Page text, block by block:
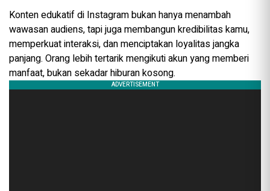
Konten edukatif di Instagram bukan hanya menambah
wawasan audiens, tapi juga membangun kredibilitas kamu,
memperkuat interaksi, dan menciptakan loyalitas jangka
panjang. Orang lebih tertarik mengikuti akun yang memberi
manfaat, bukan sekadar hiburan kosong.